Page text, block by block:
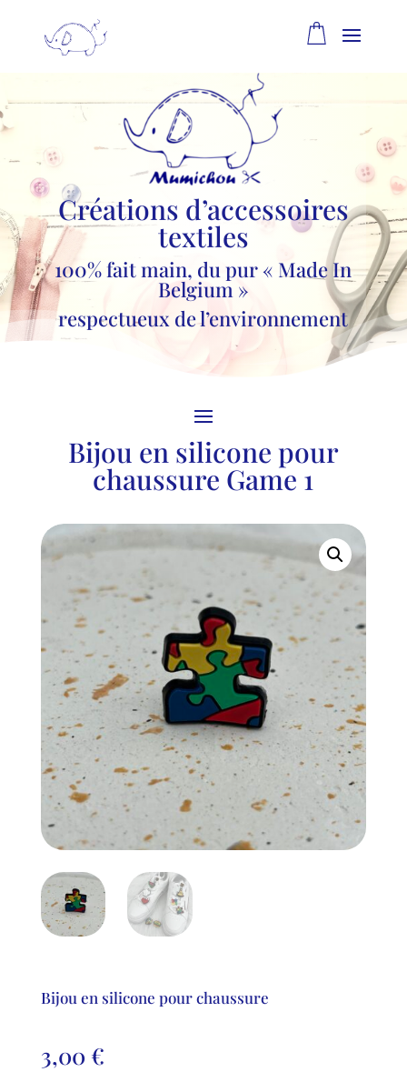
Créations d’accessoires
textiles
100% fait main, du pur « Made In
Belgium »
respectueux de l’environnement
Bijou en silicone pour
chaussure Game 1
Bijou en silicone pour chaussure
3,00 €